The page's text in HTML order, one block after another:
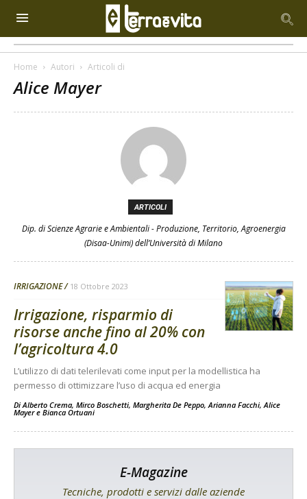
Home Autori Articoli di
Alice Mayer
ARTICOLI
Dip. di Scienze Agrarie e Ambientali - Produzione, Territorio, Agroenergia
(Disaa-Unimi) dell’Università di Milano
IRRIGAZIONE 18 Ottobre 2023
Irrigazione, risparmio di
risorse anche fino al 20% con
l’agricoltura 4.0
L’utilizzo di dati telerilevati come input per la modellistica ha
permesso di ottimizzare l’uso di acqua ed energia
DiAlberto Crema, Mirco Boschetti, Margherita De Peppo,Arianna Facchi,Alice
Mayere Bianca Ortuani
E-Magazine
Tecniche, prodotti e servizi dalle aziende